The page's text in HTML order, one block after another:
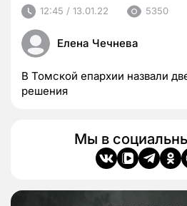
12:45 / 13.01.22 5350
Елена Чечнева
В Томской епархии назвали
решения
Мы в